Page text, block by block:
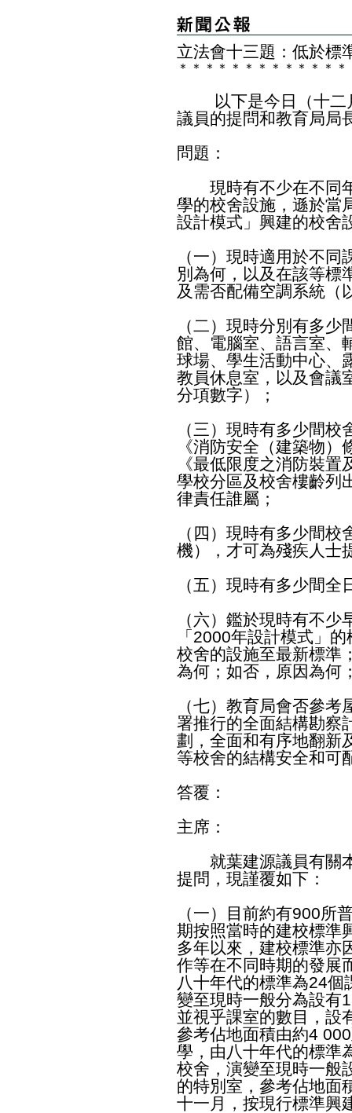
立法會十三題：低於標
＊ ＊ ＊ ＊ ＊ ＊ ＊ ＊ ＊ ＊ ＊ ＊ ＊
以下是今日（十二
議員的提問和教育局局
問題：
現時有不少在不同年
學的校舍設施，遜於當
設計模式」興建的校舍
（一）現時適用於不
別為何，以及在該等標
及需否配備空調系統（
（二）現時分別有多
館、電腦室、語言室、
球場、學生活動中心、
教員休息室，以及會議
分項數字）；
（三）現時有多少間
《消防安全（建築物
《最低限度之消防裝
學校分區及校舍樓齡列
律責任誰屬；
（四）現時有多少間
機），才可為殘疾人士
（五）現時有多少間
（六）鑑於現時有不
「2000年設計模式」
校舍的設施至最新標準
為何；如否，原因為何
（七）教育局會否參
署推行的全面結構勘察
劃，全面和有序地翻新
等校舍的結構安全和可
答覆：
主席：
就葉建源議員有關本
提問，現謹覆如下：
（一）目前約有900所
期按照當時的建校標準
多年以來，建校標準亦
作等在不同時期的發展
八十年代的標準為24
變至現時一般分為設有
並視乎課室的數目，設
參考佔地面積由約4
學，由八十年代的標準
校舍，演變至現時一般
的特別室，參考佔地面
十一月，按現行標準興